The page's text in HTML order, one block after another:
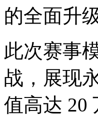
的全面升级
此次赛事
战，展现
值高达 20